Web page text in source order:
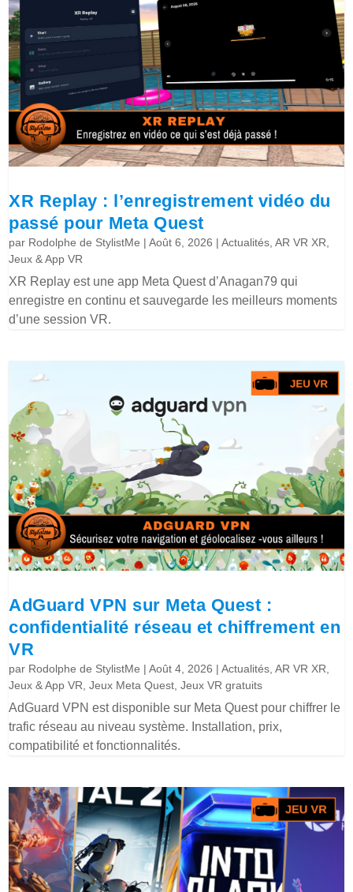
XR Replay : l’enregistrement vidéo du
passé pour Meta Quest
par Rodolphe de StylistMe |Août 6, 2026 |Actualités ,AR VR XR
Jeux & App VR
XR Replay est une app Meta Quest d’Anagan79 qui
enregistre en continu et sauvegarde les meilleurs moments
d’une session VR.
AdGuard VPN sur Meta Quest :
confidentialité réseau et chiffrement en
VR
par Rodolphe de StylistMe |Août 4, 2026 |Actualités ,AR VR XR
Jeux & App VR ,Jeux Meta Quest ,Jeux VR gratuits
AdGuard VPN est disponible sur Meta Quest pour chiffrer le
trafic réseau au niveau système. Installation, prix,
compatibilité et fonctionnalités.